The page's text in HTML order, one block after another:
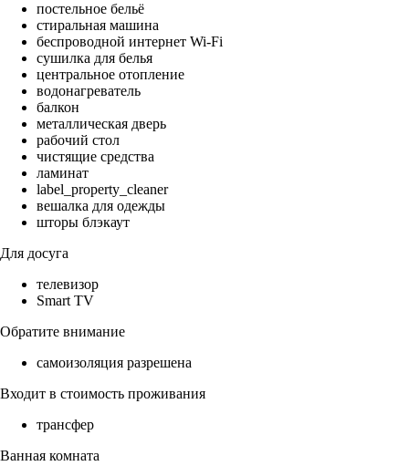
постельное бельё
стиральная машина
беспроводной интернет Wi-Fi
сушилка для белья
центральное отопление
водонагреватель
балкон
металлическая дверь
рабочий стол
чистящие средства
ламинат
label_property_cleaner
вешалка для одежды
шторы блэкаут
Для досуга
телевизор
Smart TV
Обратите внимание
самоизоляция разрешена
Входит в стоимость проживания
трансфер
Ванная комната